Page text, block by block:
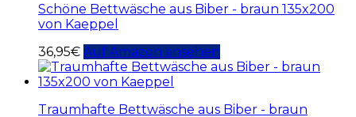
Schöne Bettwäsche aus Biber - braun 135x200
von Kaeppel
36,95€ Auf Amazon ansehen
Traumhafte Bettwäsche aus Biber - braun